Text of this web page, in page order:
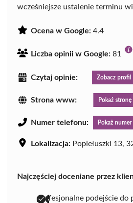
wcześniejsze ustalenie terminu
Ocena w Google: 4.4
Liczba opinii w Google: 81
Czytaj opinie: Zobacz profil
Strona www: Pokaż stronę
Numer telefonu: Pokaż numer
Lokalizacja: Popiełuszki 13,
Najczęściej doceniane przez
profesjonalne podejście do